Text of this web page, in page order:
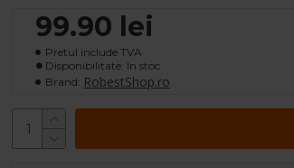
99.90 lei
Pretul include TVA
Disponibilitate: In stoc
Brand: RobestShop.ro